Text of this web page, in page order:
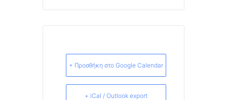
+ Προσθήκη στο Google Calendar
+ iCal / Outlook export